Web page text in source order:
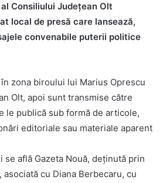
Consiliului Județean Olt
local de presă care lansează,
convenabile puterii politice
zona biroului lui Marius Oprescu
Olt, apoi sunt transmise către
le publică sub formă de articole,
editoriale sau materiale aparent
se află Gazeta Nouă, deținută prin
asociată cu Diana Berbecaru, cu